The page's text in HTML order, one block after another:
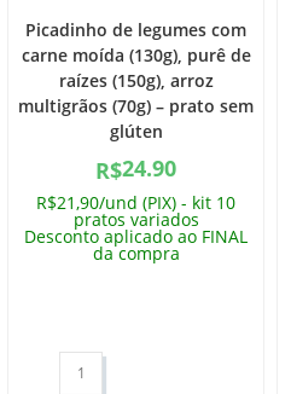
Picadinho de legumes com
carne moída (130g), purê de
raízes (150g), arroz
multigrãos (70g) – prato sem
glúten
R$24.90
R$21,90/und (PIX) - kit 10
pratos variados
Desconto aplicado ao FINAL
da compra